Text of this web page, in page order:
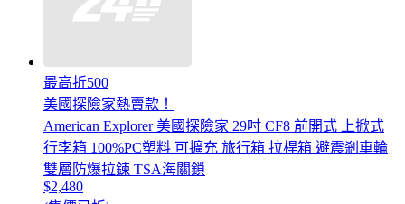
最高折500
美國探險家熱賣款！
American Explorer 美國探險家 29吋 CF8 前開式 上掀式
行李箱 100%PC塑料 可擴充 旅行箱 拉桿箱 避震剎車輪
雙層防爆拉鍊 TSA海關鎖
$2,480